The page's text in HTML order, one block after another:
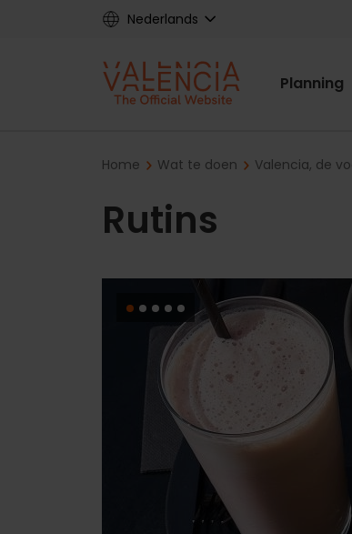
Nederlands
Planning
Breadcrumb
Home Wat te doen Valencia, de
Rutins